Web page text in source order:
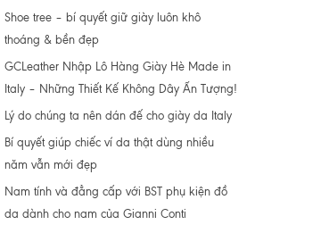
Shoe tree – bí quyết giữ giày luôn khô
thoáng & bền đẹp
GCLeather Nhập Lô Hàng Giày Hè Made in
Italy – Những Thiết Kế Không Dây Ấn Tượng!
Lý do chúng ta nên dán đế cho giày da Italy
Bí quyết giúp chiếc ví da thật dùng nhiều
năm vẫn mới đẹp
Nam tính và đẳng cấp với BST phụ kiện đồ
da dành cho nam của Gianni Conti